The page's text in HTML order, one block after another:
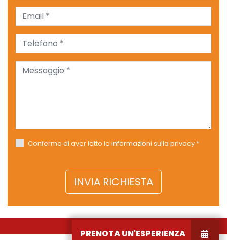
PRENOTA UN'ESPERIENZA
Email *
Telefono *
Messaggio *
Confermo di aver letto le informazioni sulla privacy *